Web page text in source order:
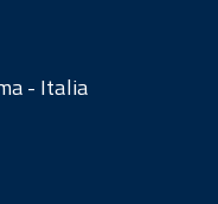
- Italia